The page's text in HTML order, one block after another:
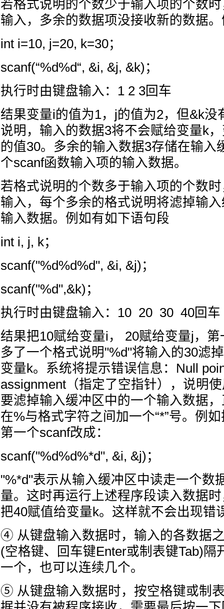
若格式说明的个数少于输入项的个数
输入，多余的数据项没接收新的数据
int i=10, j=20, k=30；
scanf(“%d%d“, &i, &j, &k)；
执行时由键盘输入：1 2 3回车
结果变量i的值为1，j的值为2，但&k没
说明，输入的数据3将不会赋给变量k
的值30。多余的输入数据3存储在输入
个scanf函数输入项的输入数据。
若格式说明的个数多于输入项的个数
输入，每个多余的格式说明将滤掉输
输入数据。例如有如下语句段
int i, j, k；
scanf("%d%d%d", &i, &j)；
scanf("%d",&k)；
执行时由键盘输入：10 20 30 40回车
结果把10赋给变量i， 20赋给变量j，
多了一个格式说明"%d"将输入的30滤
变量k。系统将提示错误信息：Null
assignment（指定了空指针），说明
要滤掉输入缓冲区中的一个输入数据
在%与格式字符之间加一个“*”号。例
第一个scanf改成：
scanf("%d%d%*d", &i, &j)；
"%*d"表示从输入缓冲区中读走一个数
量。这时再运行上述程序段读入数据
把40赋值给变量k。这样就不会出现错
④ 从键盘输入数据时，输入的各数据
(空格键、回车键Enter或制表键Tab)隔
一个，也可以连续几个。
⑤ 从键盘输入数据时，按空格键或制